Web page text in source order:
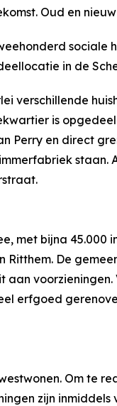
Oud en
sociale
in de
verschillende
is
Perry en direct
staan.
met bijna 45.000
Ritthem. De
erfgoed
Om te
zijn inmiddels